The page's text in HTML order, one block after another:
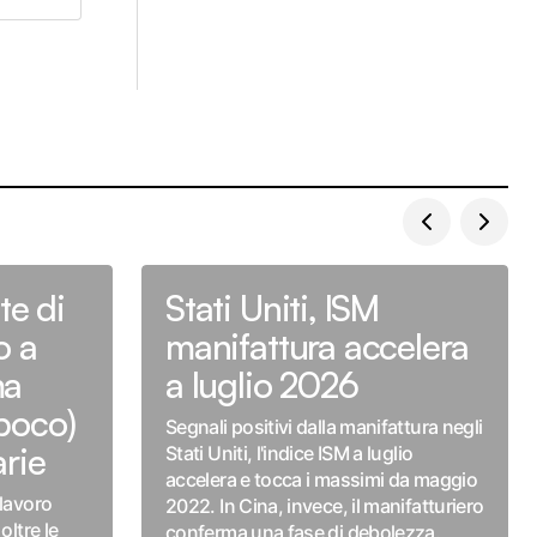
di
a
le
Stati Uniti, ISM
manifattura accelera
a luglio 2026
Segnali positivi dalla manifattura negli
Stati Uniti, l'indice ISM a luglio
accelera e tocca i massimi da maggio
2022. In Cina, invece, il manifatturiero
conferma una fase di debolezza.